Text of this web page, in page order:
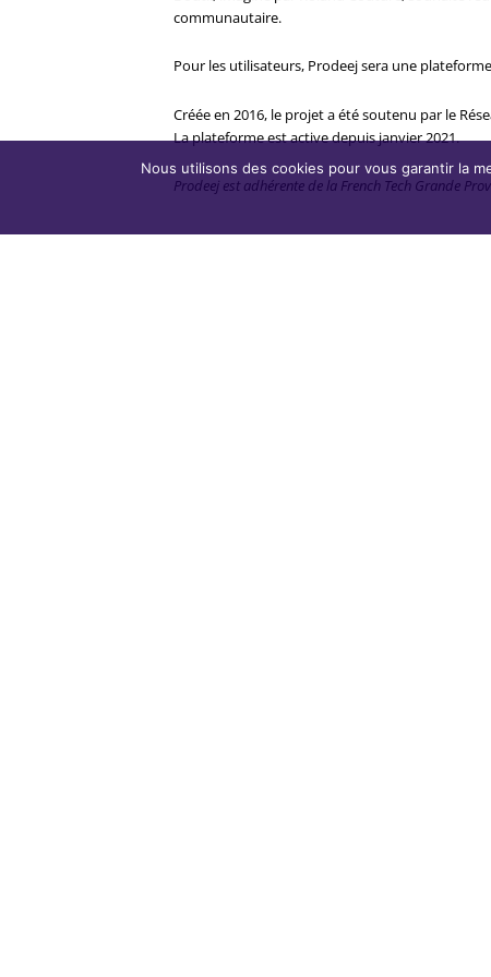
communautaire.
Pour les utilisateurs, Prodeej sera une
Créée en 2016, le projet a été soutenu par le
La plateforme est active depuis janvier 2021.
Prodeej est adhérente de la French Tech Grande
__
Nous utilisons des cookies pour vous garantir la